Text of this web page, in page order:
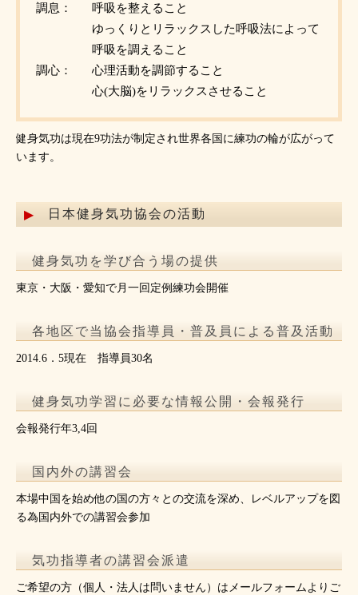
調息：
呼吸を整えること
ゆっくりとリラックスした呼吸法によって
呼吸を調えること
調心：
心理活動を調節すること
心(大脳)をリラックスさせること
健身気功は現在9功法が制定され世界各国に練功の輪が広がって
います。
日本健身気功協会の活動
健身気功を学び合う場の提供
東京・大阪・愛知で月一回定例練功会開催
各地区で当協会指導員・普及員による普及活動
2014.6．5現在 指導員30名
健身気功学習に必要な情報公開・会報発行
会報発行年3,4回
国内外の講習会
本場中国を始め他の国の方々との交流を深め、レベルアップを図
る為国内外での講習会参加
気功指導者の講習会派遣
ご希望の方（個人・法人は問いません）はメールフォームよりご